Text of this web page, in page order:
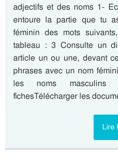
adjectifs et des noms 1-
entoure la partie que tu
féminin des mots
tableau : 3 Consulte un
article un ou une, devant
phrases avec un nom
les noms
fichesTélécharger les
Lire